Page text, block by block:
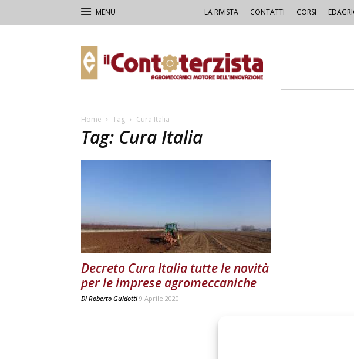
LA RIVISTA CONTATTI CORSI
Contoterzista
Home Tag Cura Italia
Tag: Cura Italia
Decreto Cura Italia tutte le novità
per le imprese agromeccaniche
Di Roberto Guidotti 9 Aprile 2020